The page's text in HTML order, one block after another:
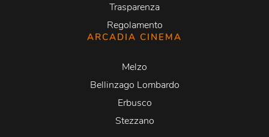
Trasparenza
Regolamento
ARCADIA CINEMA
Melzo
Bellinzago Lombardo
Erbusco
Stezzano